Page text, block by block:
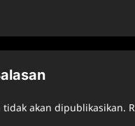
akan dipublikasikan.